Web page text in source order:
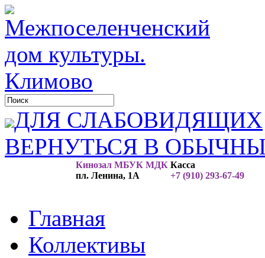
ДЛЯ СЛАБОВИДЯЩИХ
ВЕРНУТЬСЯ В
Кинозал МБУК МДК
пл. Ленина, 1А
Касса
+7 (910) 293-67-49
Главная
Коллективы